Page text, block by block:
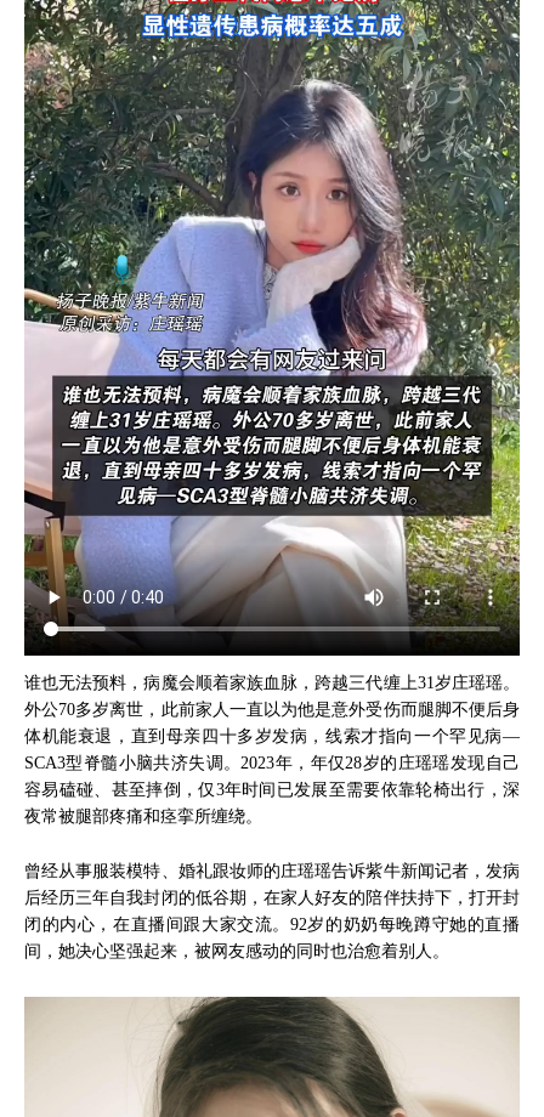
谁也无法预料，病魔会顺着家族血脉，跨越三代缠上31岁庄瑶瑶。
外公70多岁离世，此前家人一直以为他是意外受伤而腿脚不便后身
体机能衰退，直到母亲四十多岁发病，线索才指向一个罕见病—
SCA3型脊髓小脑共济失调。2023年，年仅28岁的庄瑶瑶发现自己
容易磕碰、甚至摔倒，仅3年时间已发展至需要依靠轮椅出行，深
夜常被腿部疼痛和痉挛所缠绕。
曾经从事服装模特、婚礼跟妆师的庄瑶瑶告诉紫牛新闻记者，发病
后经历三年自我封闭的低谷期，在家人好友的陪伴扶持下，打开封
闭的内心，在直播间跟大家交流。92岁的奶奶每晚蹲守她的直播
间，她决心坚强起来，被网友感动的同时也治愈着别人。